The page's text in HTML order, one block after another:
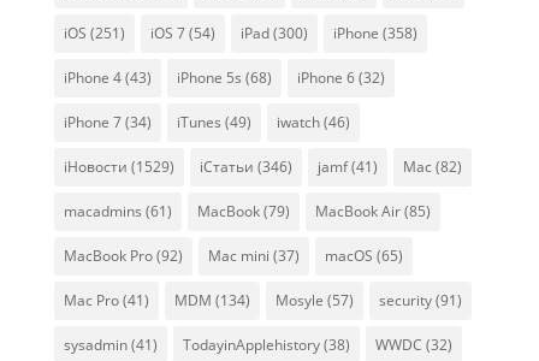
iOS (251) iOS 7(54) iPad(300) iPhone (358)
iPhone 4(43) iPhone 5s (68) iPhone 6(32)
iPhone 7(34) iTunes (49) iwatch(46)
iНовости (1529) iСтатьи (346) jamf(41) Mac (82)
macadmins (61) MacBook(79) MacBook Air(85)
MacBook Pro(92) Mac mini (37) macOS (65)
Mac Pro(41) MDM (134) Mosyle (57) security(91)
sysadmin(41) TodayinApplehistory(38) WWDC (32)